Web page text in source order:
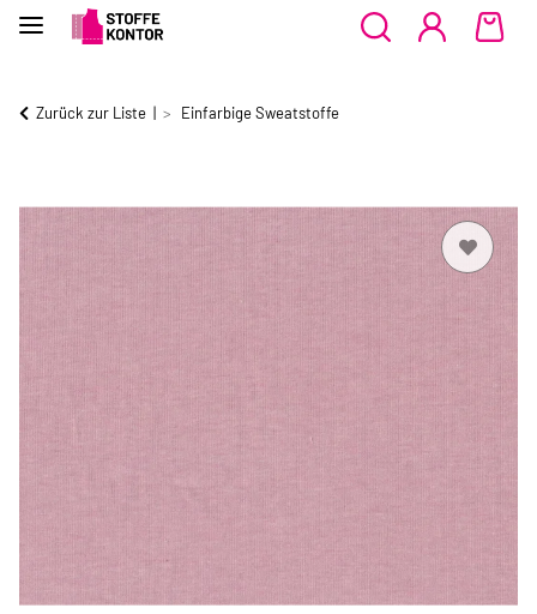
Zurück zur Liste Einfarbige Sweatstoffe